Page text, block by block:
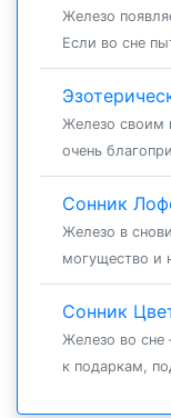
Железо
Если во сне
Железо своим
очень
Сонник
Железо в
могущество и
Сонник
Железо во сне
к подаркам,